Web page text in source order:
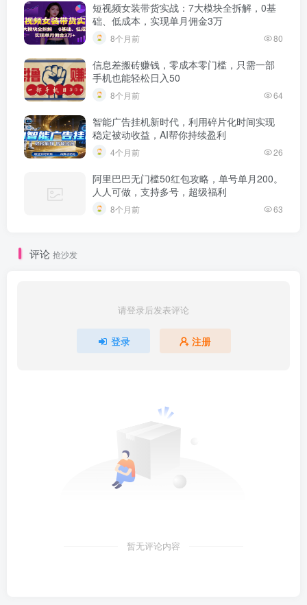
短视频女装带货实战：7大模块全拆解，0基
础、低成本，实现单月佣金3万
8个月前 80
信息差搬砖赚钱，零成本零门槛，只需一部
手机也能轻松日入50
8个月前 64
智能广告挂机新时代，利用碎片化时间实现
稳定被动收益，AI帮你持续盈利
4个月前 26
阿里巴巴无门槛50红包攻略，单号单月200。
人人可做，支持多号，超级福利
8个月前 63
评论 抢沙发
请登录后发表评论
登录 注册
暂无评论内容